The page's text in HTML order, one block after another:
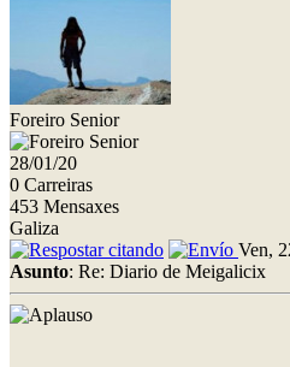
Foreiro Senior
28/01/20
0 Carreiras
453 Mensaxes
Galiza
Ven,
Asunto: Re: Diario de Meigalicix